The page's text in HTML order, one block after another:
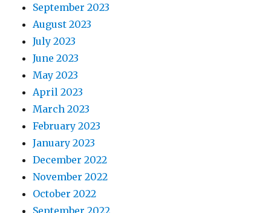
September 2023
August 2023
July 2023
June 2023
May 2023
April 2023
March 2023
February 2023
January 2023
December 2022
November 2022
October 2022
September 2022